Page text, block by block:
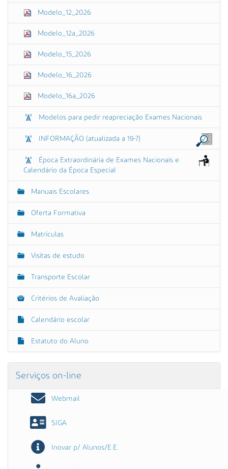
Modelo_12_2026
Modelo_12a_2026
Modelo_15_2026
Modelo_16_2026
Modelo_16a_2026
Modelos para pedir reapreciação Exames Nacionais
INFORMAÇÃO (atualizada a 19-7)
Época Extraordinária de Exames Nacionais e
Calendário da Época Especial
Manuais Escolares
Oferta Formativa
Matrículas
Visitas de estudo
Transporte Escolar
Critérios de Avaliação
Calendário escolar
Estatuto do Aluno
Serviços on-line
Webmail
SIGA
Inovar p/ Alunos/E.E.